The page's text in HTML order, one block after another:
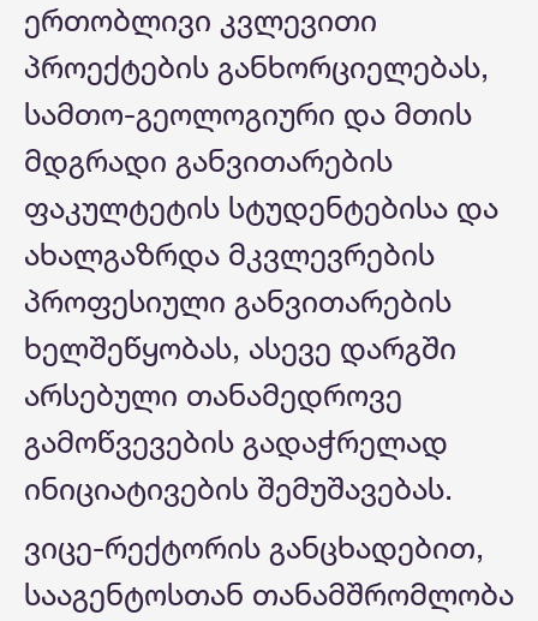
ერთობლივი კვლევითი
პროექტების განხორციელებას,
სამთო-გეოლოგიური და მთის
მდგრადი განვითარების
ფაკულტეტის სტუდენტებისა და
ახალგაზრდა მკვლევრების
პროფესიული განვითარების
ხელშეწყობას, ასევე დარგში
არსებული თანამედროვე
გამოწვევების გადაჭრელად
ინიციატივების შემუშავებას.
ვიცე-რექტორის განცხადებით,
სააგენტოსთან თანამშრომლობა